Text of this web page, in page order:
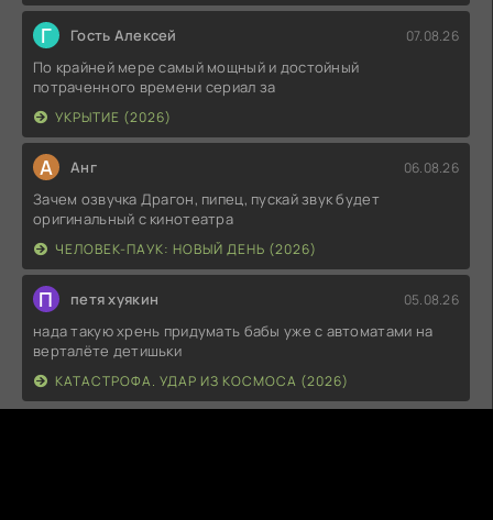
Г Гость Алексей 07.08.26
По крайней мере самый мощный и достойный
потраченного времени сериал за
УКРЫТИЕ (2026)
А Анг 06.08.26
Зачем озвучка Драгон, пипец, пускай звук будет
оригинальный с кинотеатра
ЧЕЛОВЕК-ПАУК: НОВЫЙ ДЕНЬ (2026)
П петя хуякин 05.08.26
нада такую хрень придумать бабы уже с автоматами на
верталёте детишьки
КАТАСТРОФА. УДАР ИЗ КОСМОСА (2026)